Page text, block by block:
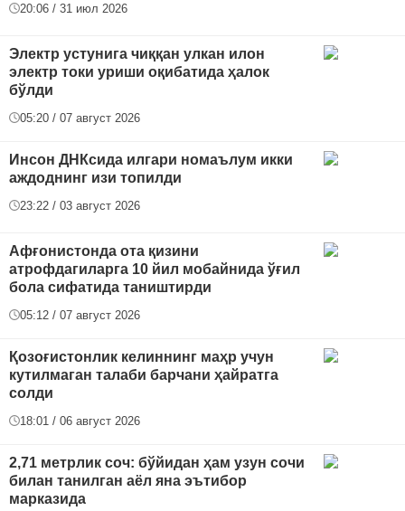
20:06 / 31 июл 2026
Электр устунига чиққан улкан илон
электр токи уриши оқибатида ҳалок
бўлди
05:20 / 07 август 2026
Инсон ДНКсида илгари номаълум икки
аждоднинг изи топилди
23:22 / 03 август 2026
Афғонистонда ота қизини
атрофдагиларга 10 йил мобайнида ўғил
бола сифатида таништирди
05:12 / 07 август 2026
Қозоғистонлик келиннинг маҳр учун
кутилмаган талаби барчани ҳайратга
солди
18:01 / 06 август 2026
2,71 метрлик соч: бўйидан ҳам узун сочи
билан танилган аёл яна эътибор
марказида